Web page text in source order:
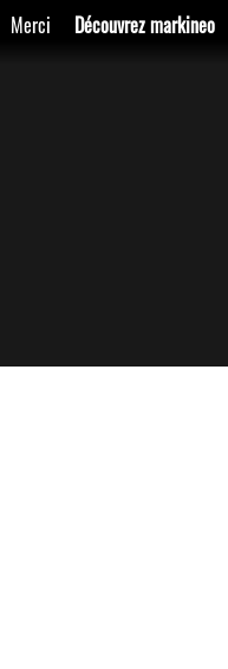
Merci Découvrez markineo